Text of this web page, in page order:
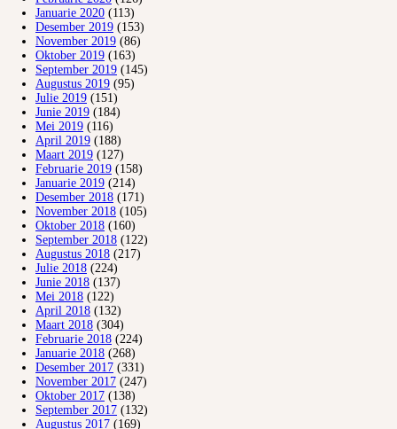
Januarie 2020 (113)
Desember 2019 (153)
November 2019 (86)
Oktober 2019 (163)
September 2019 (145)
Augustus 2019 (95)
Julie 2019 (151)
Junie 2019 (184)
Mei 2019 (116)
April 2019 (188)
Maart 2019 (127)
Februarie 2019 (158)
Januarie 2019 (214)
Desember 2018 (171)
November 2018 (105)
Oktober 2018 (160)
September 2018 (122)
Augustus 2018 (217)
Julie 2018 (224)
Junie 2018 (137)
Mei 2018 (122)
April 2018 (132)
Maart 2018 (304)
Februarie 2018 (224)
Januarie 2018 (268)
Desember 2017 (331)
November 2017 (247)
Oktober 2017 (138)
September 2017 (132)
Augustus 2017 (169)